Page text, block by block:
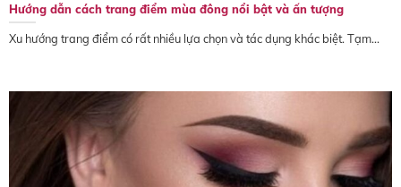
Hướng dẫn cách trang điểm mùa đông nổi bật và ấn tượng
Xu hướng trang điểm có rất nhiều lựa chọn và tác dụng khác biệt. Tạm...